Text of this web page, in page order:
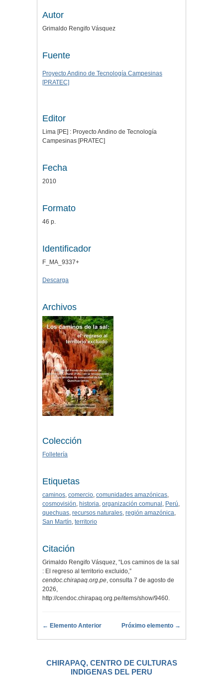
Autor
Grimaldo Rengifo Vásquez
Fuente
Proyecto Andino de Tecnología Campesinas
[PRATEC]
Editor
Lima [PE] : Proyecto Andino de Tecnología
Campesinas [PRATEC]
Fecha
2010
Formato
46 p.
Identificador
F_MA_9337+
Descarga
Archivos
Colección
Folletería
Etiquetas
caminos, comercio, comunidades amazónicas,
cosmovisión, historia, organización comunal , Perú,
quechuas, recursos naturales, región amazónica,
San Martín, territorio
Citación
Grimaldo Rengifo Vásquez, “Los caminos de la sal
: El regreso al territorio excluido,”
cendoc.chirapaq.org.pe, consulta 7 de agosto de
2026,
http://cendoc.chirapaq.org.pe/items/show/9460.
← Elemento Anterior Próximo elemento →
CHIRAPAQ, CENTRO DE CULTURAS
INDIGENAS DEL PERU